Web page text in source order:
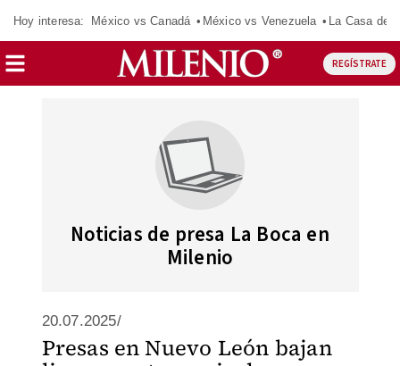
Hoy interesa: México vs Canadá México vs Venezuela La Casa de
REGÍSTRATE
Noticias de presa La Boca en
Milenio
20.07.2025/
Presas en Nuevo León bajan